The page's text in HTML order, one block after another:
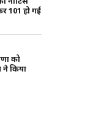
101 हो गई
को
ने किया